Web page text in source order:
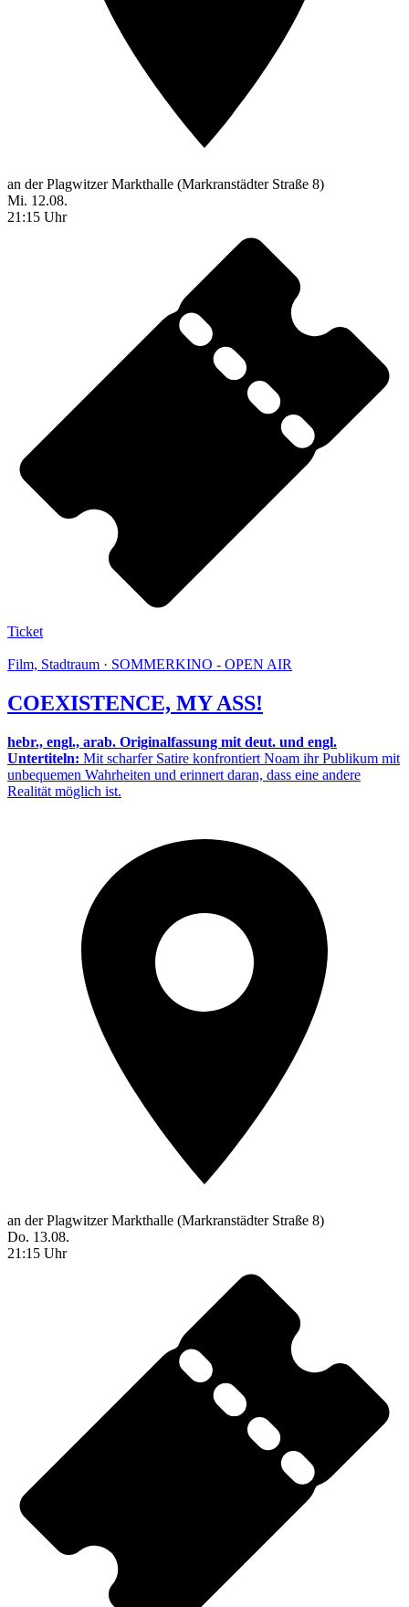
an der Plagwitzer Markthalle (Markranstädter Straße 8)
Mi. 12.08.
21:15 Uhr
Ticket
Film, Stadtraum · SOMMERKINO - OPEN AIR
COEXISTENCE, MY ASS!
hebr., engl., arab. Originalfassung mit deut. und engl.
Untertiteln: Mit scharfer Satire konfrontiert Noam ihr Publikum mit
unbequemen Wahrheiten und erinnert daran, dass eine andere
Realität möglich ist.
an der Plagwitzer Markthalle (Markranstädter Straße 8)
Do. 13.08.
21:15 Uhr